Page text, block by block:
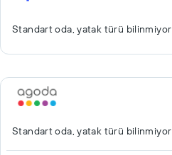
Standart oda, yatak türü bilinmiyor
Standart oda, yatak türü bilinmiyor